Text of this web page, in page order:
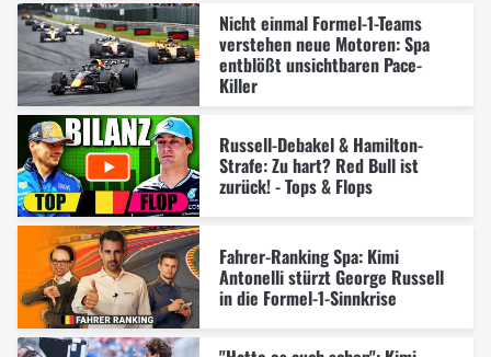
Nicht einmal Formel-1-Teams
verstehen neue Motoren: Spa
entblößt unsichtbaren Pace-
Killer
Russell-Debakel & Hamilton-
Strafe: Zu hart? Red Bull ist
zurück! - Tops & Flops
Fahrer-Ranking Spa: Kimi
Antonelli stürzt George Russell
in die Formel-1-Sinnkrise